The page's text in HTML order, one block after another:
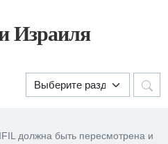
Израиля
должна быть пересмотрена и